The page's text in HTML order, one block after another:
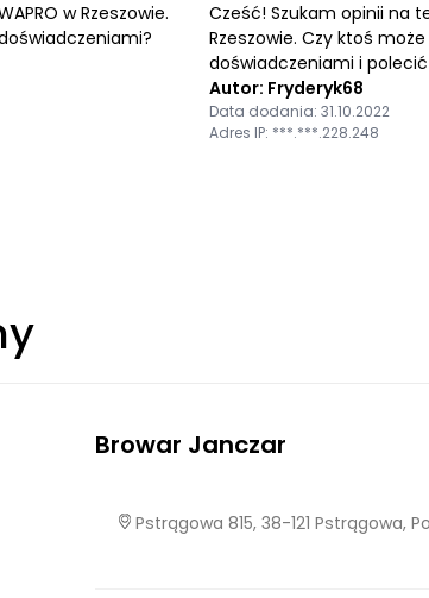
w Rzeszowie.
Cześć! Szukam opinii na
Rzeszowie. Czy ktoś
doświadczeniami i
Autor: Fryderyk68
Data dodania: 31.10.2022
Adres IP: ***.***.228.248
Browar Janczar
Pstrągowa 815, 38-121 Pstrągowa,